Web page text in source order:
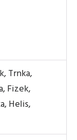
Trnka,
Fizek,
Helis,